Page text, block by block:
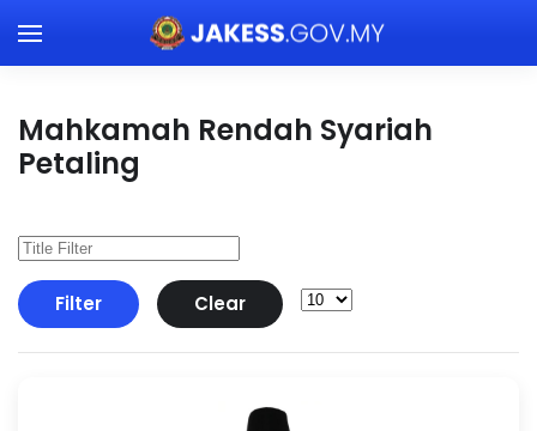
Skip to main content
Mahkamah Rendah Syariah
Petaling
Filter Clear